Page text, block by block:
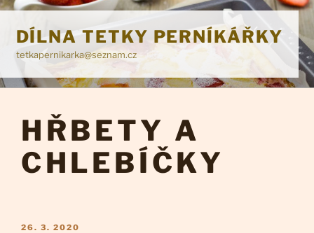
Přejít
obsahu
webu
DÍLNA TETKY PERNÍKÁŘKY
tetkapernikarka@seznam.cz
HŘBETY A
CHLEBÍČKY
PUBLIKOVÁNO
26. 3. 2020